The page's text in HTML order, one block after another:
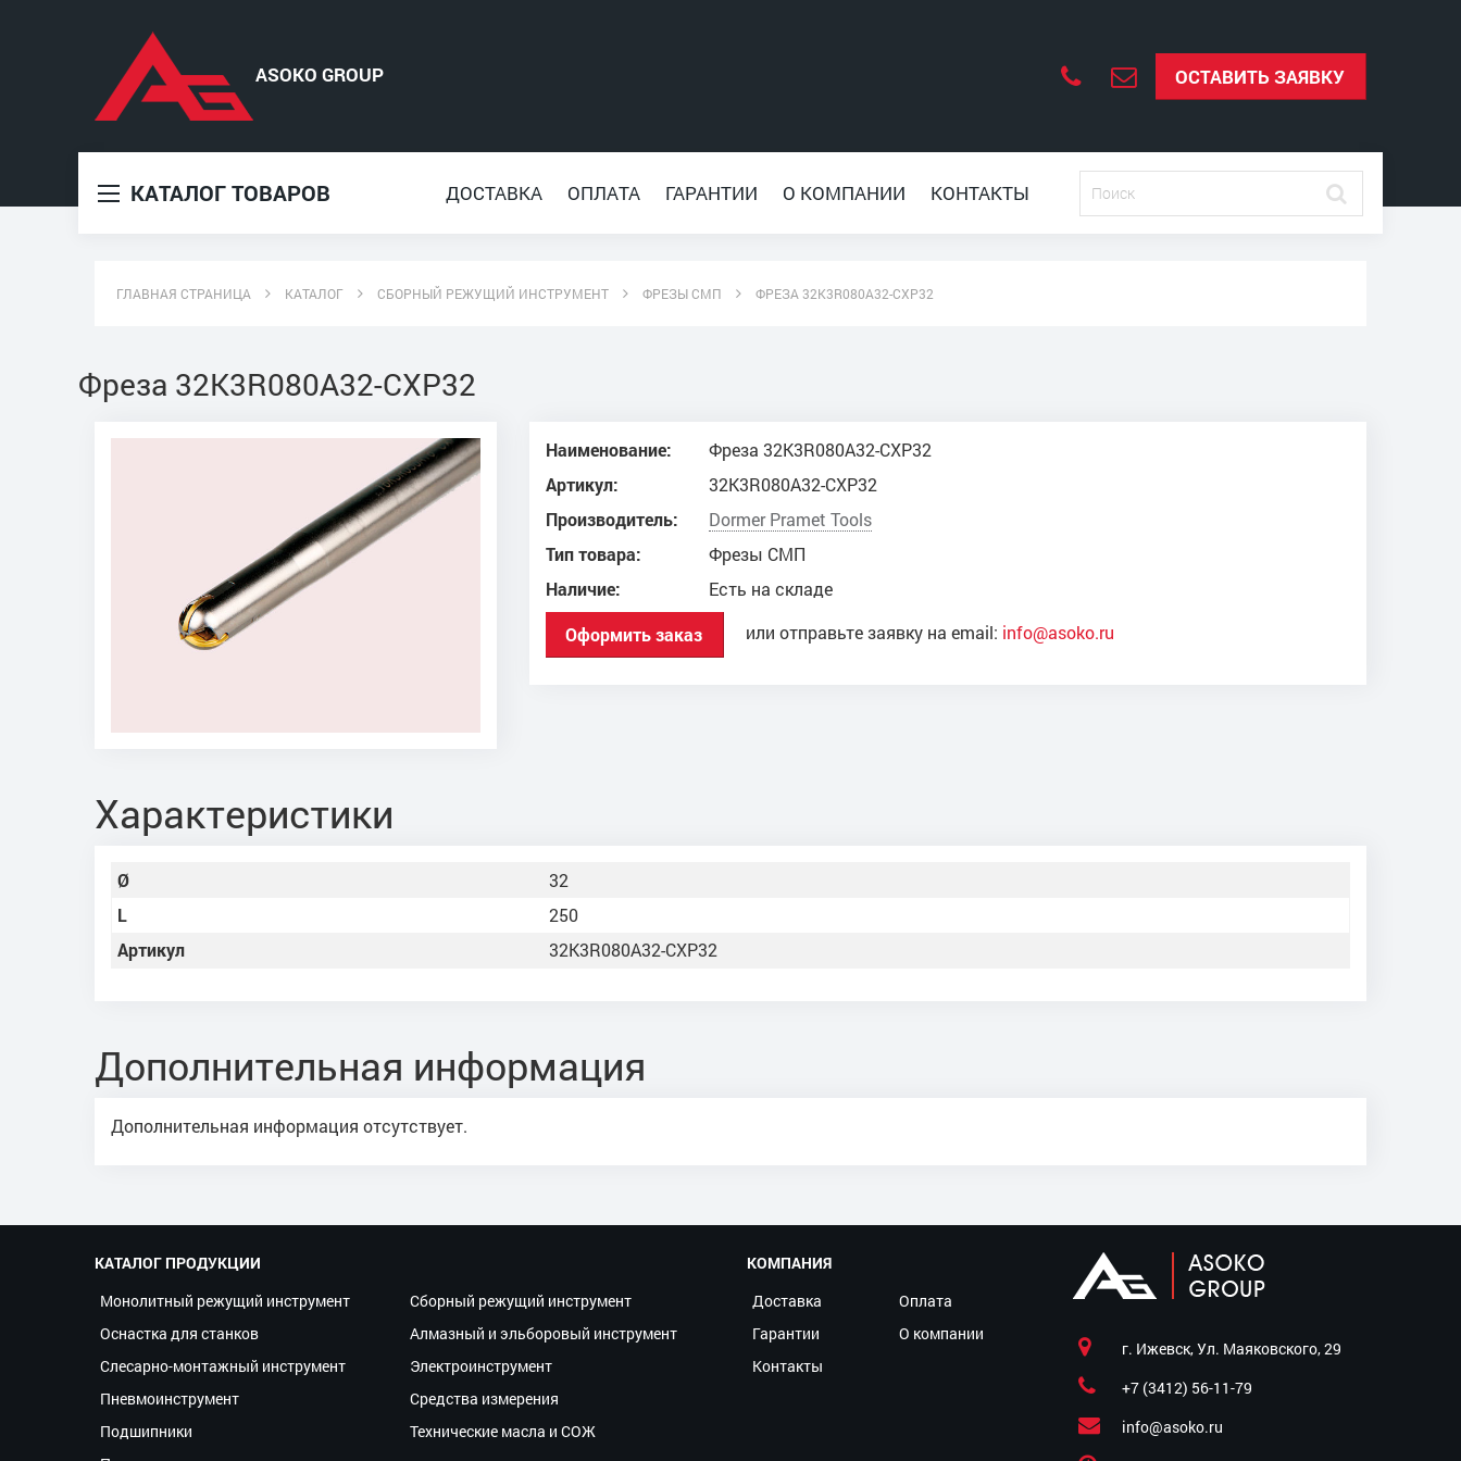
ОСТАВИТЬ ЗАЯВКУ
КАТАЛОГ ТОВАРОВ ДОСТАВКА ОПЛАТА ГАРАНТИИ О КОМПАНИИ КОНТАКТЫ
ГЛАВНАЯ СТРАНИЦА КАТАЛОГ СБОРНЫЙ РЕЖУЩИЙ ИНСТРУМЕНТ ФРЕЗЫ СМП ФРЕЗА 32K3R080A32-CXP32
Фреза 32K3R080A32-CXP32
Наименование:
Фреза 32K3R080A32-CXP32
Артикул:
32K3R080A32-CXP32
Производитель:
Dоrmer Pramet Tools
Тип товара:
Фрезы СМП
Наличие:
Есть на складе
Оформить заказ или отправьте заявку на email: info@asoko.ru
Характеристики
Ø
32
L
250
Артикул
32K3R080A32-CXP32
Дополнительная информация
Дополнительная информация отсутствует.
КАТАЛОГ ПРОДУКЦИИ
Монолитный режущий инструмент
Сборный режущий инструмент
Оснастка для станков
Алмазный и эльборовый инструмент
Слесарно-монтажный инструмент
Электроинструмент
Пневмоинструмент
Средства измерения
Подшипники
Технические масла и СОЖ
КОМПАНИЯ
Доставка
Оплата
Гарантии
О компании
Контакты
г. Ижевск, Ул. Маяковского, 29
+7 (3412) 56-11-79
info@asoko.ru